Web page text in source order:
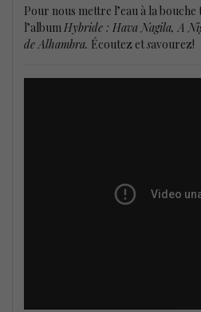
Pour nous mettre l’eau à la bouche
l’albumHybride : Hava Nagila, A
de Alhambra. Écoutez etsavourez!